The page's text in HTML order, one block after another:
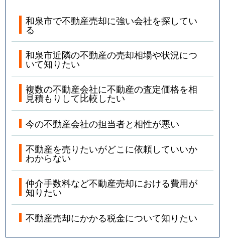
和泉市で不動産売却に強い会社を探してい
る
和泉市近隣の不動産の売却相場や状況につ
いて知りたい
複数の不動産会社に不動産の査定価格を相
見積もりして比較したい
今の不動産会社の担当者と相性が悪い
不動産を売りたいがどこに依頼していいか
わからない
仲介手数料など不動産売却における費用が
知りたい
不動産売却にかかる税金について知りたい